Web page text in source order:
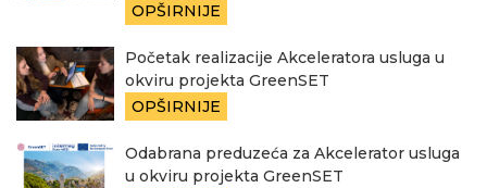
OPŠIRNIJE
Početak realizacije Akceleratora usluga u
okviru projekta GreenSET
OPŠIRNIJE
Odabrana preduzeća za Akcelerator usluga
u okviru projekta GreenSET